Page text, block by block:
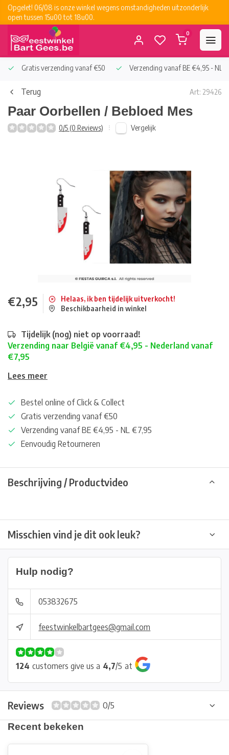
Opgelet! 06/08 is onze winkel wegens omstandigheden uitzonderlijk
open tussen 15u00 tot 18u00.
0
Gratis verzending vanaf €50 Verzending vanaf BE €4,95 - NL
Terug Art: 29426
Paar Oorbellen / Bebloed Mes
0/5 (0 Reviews) Vergelijk
€2,95
Helaas, ik ben tijdelijk uitverkocht!
Beschikbaarheid in winkel
Tijdelijk (nog) niet op voorraad!
Verzending naar België vanaf €4,95 - Nederland vanaf
€7,95
Lees meer
Bestel online of Click & Collect
Gratis verzending vanaf €50
Verzending vanaf BE €4,95 - NL €7,95
Eenvoudig Retourneren
Beschrijving / Productvideo
Misschien vind je dit ook leuk?
Hulp nodig?
053832675
feestwinkelbartgees@gmail.com
124 customers give us a 4,7/5 at
Reviews
0/5
Recent bekeken